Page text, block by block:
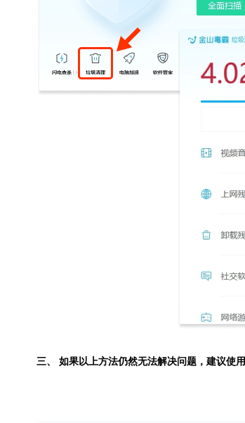
三、 如果以上方法仍然无法解决问题，建议使用